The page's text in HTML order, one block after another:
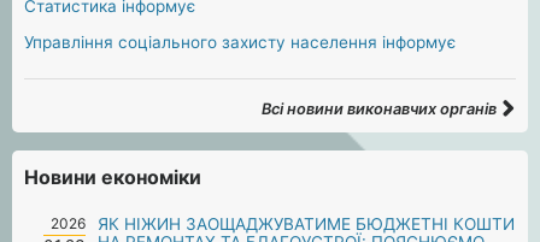
Статистика інформує
Управління соціального захисту населення інформує
Всі новини виконавчих органів
Новини економіки
2026
ЯК НІЖИН ЗАОЩАДЖУВАТИМЕ БЮДЖЕТНІ КОШТИ